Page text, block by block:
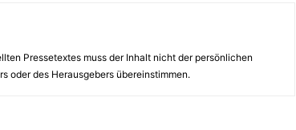
Pressetextes muss der Inhalt nicht der persönlichen
oder des Herausgebers übereinstimmen.